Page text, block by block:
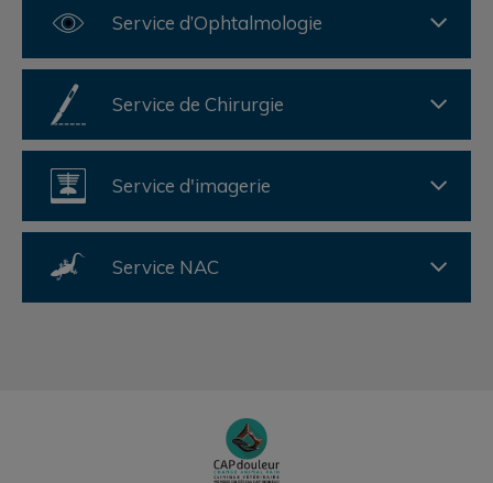
Service d’Ophtalmologie
Service de Chirurgie
Service d'imagerie
Service NAC